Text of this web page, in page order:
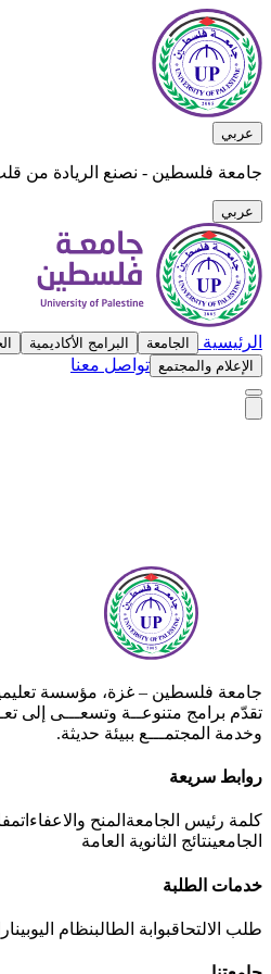
عربي
جامعة فلسطين - نصنع الريادة من
عربي
الرئيسية الجامعة البرامج الأكاديمية
الإعلام والمجتمع تواصل معنا
تقدّم برامج متنوعــة وتسعـــى إلى
وخدمة المجتمـــع ببيئة حديثة.
روابط سريعة
كلمة رئيس الجامعة المنح والاعفاءات
الجامعينتائج الثانوية العامة
خدمات الطلبة
طلب الالتحاقبوابة الطالبنظام اليوبينار